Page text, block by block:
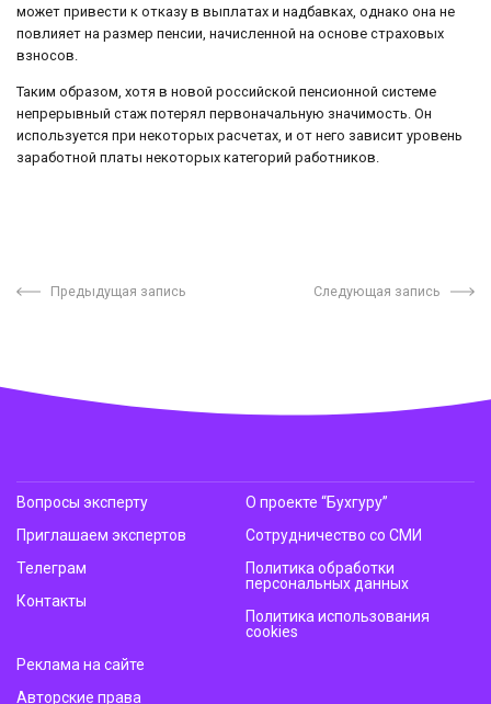
может привести к отказу в выплатах и надбавках, однако она не
повлияет на размер пенсии, начисленной на основе страховых
взносов.
Таким образом, хотя в новой российской пенсионной системе
непрерывный стаж потерял первоначальную значимость. Он
используется при некоторых расчетах, и от него зависит уровень
заработной платы некоторых категорий работников.
Предыдущая запись Следующая запись
Вопросы эксперту
Приглашаем экспертов
Телеграм
Контакты
О проекте “Бухгуру”
Сотрудничество со СМИ
Политика обработки
персональных данных
Политика использования
cookies
Реклама на сайте
Авторские права